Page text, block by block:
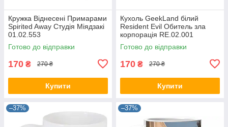
Кружка Віднесені Примарами
Spirited Away Студія Міядзакі
01.02.553
Готово до відправки
170 ₴ 270 ₴
Купити
Кухоль GeekLand білий
Resident Evil Обитель зла
корпорація RE.02.001
Готово до відправки
170 ₴ 270 ₴
Купити
–37% –37%